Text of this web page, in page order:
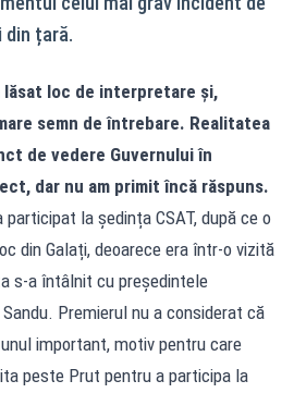
din țară.
loc de interpretare și,
semn de întrebare. Realitatea
de vedere Guvernului în
dar nu am primit încă răspuns.
la ședința CSAT, după ce o
din Galați, deoarece era într-o vizită
s-a întâlnit cu președintele
Premierul nu a considerat că
important, motiv pentru care
peste Prut pentru a participa la